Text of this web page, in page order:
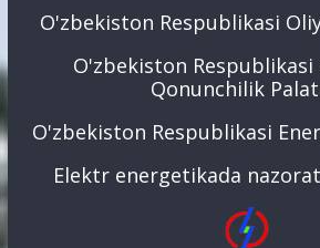
O'zbekiston Respublikasi
O'zbekiston
Qonunchilik
O'zbekiston Respublikasi
Elektr energetikada